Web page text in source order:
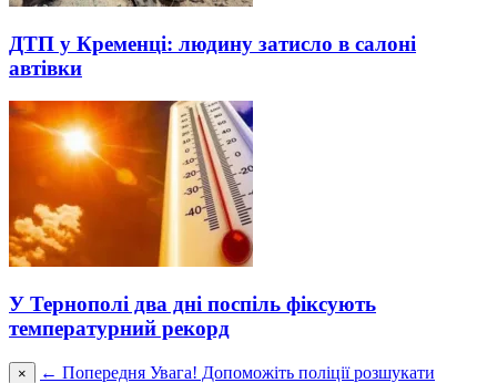
ДТП у Кременці: людину затисло в салоні
автівки
У Тернополі два дні поспіль фіксують
температурний рекорд
× ← Попередня Увага! Допоможіть поліції розшукати